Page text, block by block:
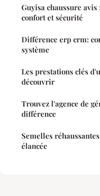
Guyisa chaussure
confort et sécurité
Différence erp crm:
système
Les prestations clés
découvrir
Trouvez l'agence de
différence
Semelles
élancée